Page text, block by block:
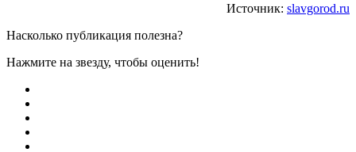
Источник: slavgorod.ru
Насколько публикация полезна?
Нажмите на звезду, чтобы оценить!